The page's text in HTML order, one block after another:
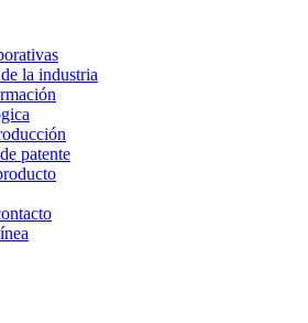
la industria
patente